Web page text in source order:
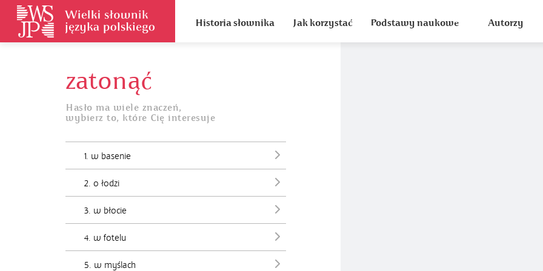
Historia słownika Jak korzystać Podstawy naukowe Autorzy
zatonąć
Hasło ma wiele znaczeń,
wybierz to, które Cię interesuje
1. w basenie
2. o łodzi
3. w błocie
4. w fotelu
5. w myślach